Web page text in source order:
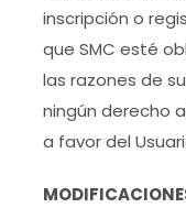
inscripción o
que SMC esté
las razones de
ningún derecho
a favor del